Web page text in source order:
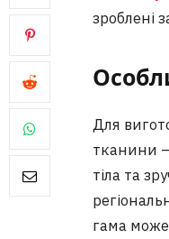
зроблені
Для
тканини
тіла та
гама